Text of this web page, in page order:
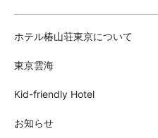
ホテル椿山荘東京について
東京雲海
Kid-friendly Hotel
お知らせ